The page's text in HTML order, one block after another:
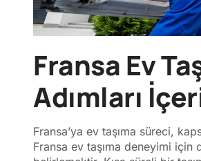
Fransa Ev
Adımları
Fransa’ya ev taşıma süreci,
Fransa ev taşıma deneyimi için